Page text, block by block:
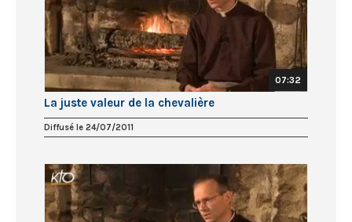
07:32
La juste valeur de la chevalière
Diffusé le 24/07/2011